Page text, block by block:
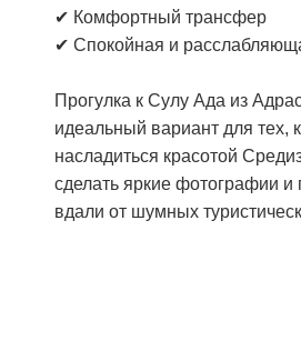
✔ Комфортный трансфер
✔ Спокойная и
Прогулка к Сулу Ада из
идеальный вариант для тех,
насладиться красотой
сделать яркие фотографии и
вдали от шумных